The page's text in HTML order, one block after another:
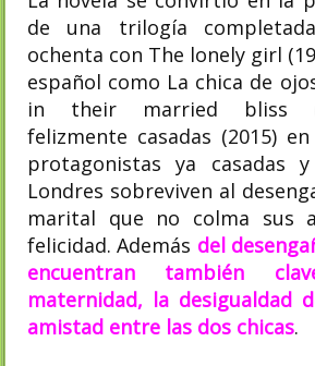
de una trilogía
ochenta con The lonely girl
español como La chica de
in their married bliss
felizmente casadas (2015)​
protagonistas ya casadas
Londres sobreviven al
marital que no colma sus
felicidad. Además del
encuentran también
maternidad, la desigualdad
amistad entre las dos chicas.